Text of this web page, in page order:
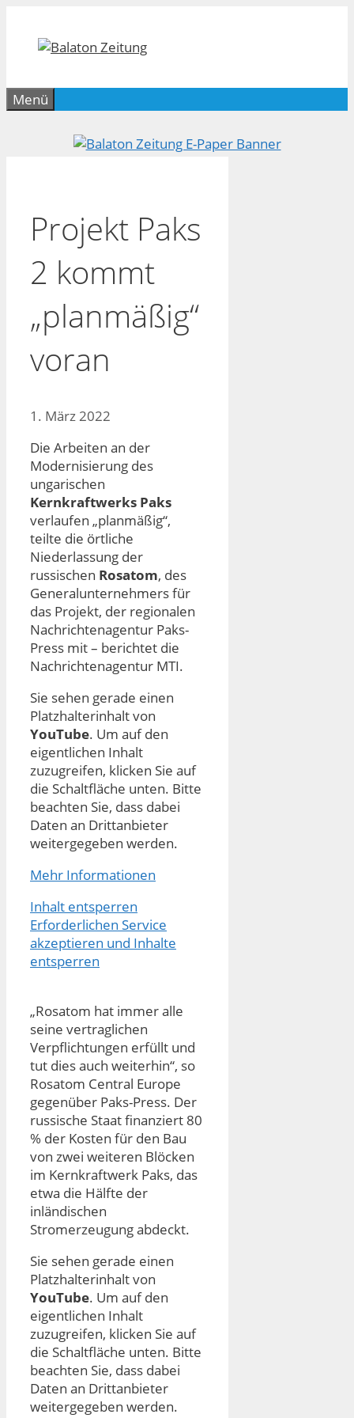
springen
Menü
Projekt Paks
2 kommt
„planmäßig“
voran
1. März 2022
Die Arbeiten an der
Modernisierung des
ungarischen
Kernkraftwerks Paks
verlaufen „planmäßig“,
teilte die örtliche
Niederlassung der
russischen Rosatom, des
Generalunternehmers für
das Projekt, der regionalen
Nachrichtenagentur Paks-
Press mit – berichtet die
Nachrichtenagentur MTI.
Sie sehen gerade einen
Platzhalterinhalt von
YouTube. Um auf den
eigentlichen Inhalt
zuzugreifen, klicken Sie auf
die Schaltfläche unten. Bitte
beachten Sie, dass dabei
Daten an Drittanbieter
weitergegeben werden.
Mehr Informationen
Inhalt entsperren
Erforderlichen Service
akzeptieren und Inhalte
entsperren
„Rosatom hat immer alle
seine vertraglichen
Verpflichtungen erfüllt und
tut dies auch weiterhin“, so
Rosatom Central Europe
gegenüber Paks-Press. Der
russische Staat finanziert 80
% der Kosten für den Bau
von zwei weiteren Blöcken
im Kernkraftwerk Paks, das
etwa die Hälfte der
inländischen
Stromerzeugung abdeckt.
Sie sehen gerade einen
Platzhalterinhalt von
YouTube. Um auf den
eigentlichen Inhalt
zuzugreifen, klicken Sie auf
die Schaltfläche unten. Bitte
beachten Sie, dass dabei
Daten an Drittanbieter
weitergegeben werden.